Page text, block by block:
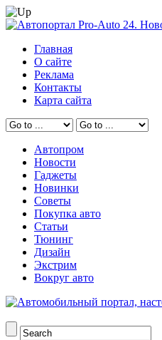
Главная
О сайте
Реклама
Контакты
Карта сайта
Автопром
Новости
Гаджеты
Новинки
Советы
Покупка авто
Статьи
Тюнинг
Дизайн
Экстрим
Вокруг авто